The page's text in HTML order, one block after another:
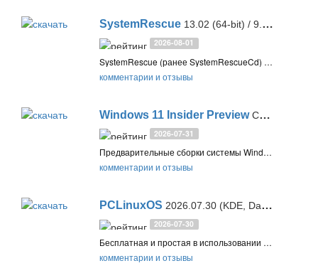
SystemRescue 13.02 (64-bit) / 9.03 (32-bit)
2026-08-01
SystemRescue (ранее SystemRescueCd) — загрузочный Linux-дистрибутив на базе Arch для восстановления и администрирования ПК и серверов. Подходит для Linux и Windows, позволяет работать с дисками и разделами, восстанавливать данные, выполнять резервное копирование и диагностику оборудования
комментарии и отзывы
Windows 11 Insider Preview Canary / Dev / Beta / Release Preview
2026-07-31
Предварительные сборки системы Windows 11 Insider Preview для участников программа Windows Insider. Как стать участником программы предварительной оценки Windows и тестировать новые функции
комментарии и отзывы
PCLinuxOS 2026.07.30 (KDE, Darkstar, MATE, XFCE)
2026-07-30
Бесплатная и простая в использовании операционная система PCLinuxOS на ядре Linux, дополненная рабочими столами KDE, MATE и Xfce, а также имеющая активное интернет-сообщество, выпускающее различные сборки системы
комментарии и отзывы